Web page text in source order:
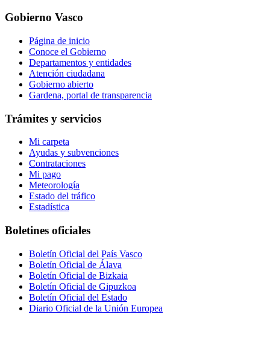
Gobierno Vasco
Página de inicio
Conoce el Gobierno
Departamentos y entidades
Atención ciudadana
Gobierno abierto
Gardena, portal de transparencia
Trámites y servicios
Mi carpeta
Ayudas y subvenciones
Contrataciones
Mi pago
Meteorología
Estado del tráfico
Estadística
Boletines oficiales
Boletín Oficial del País Vasco
Boletín Oficial de Álava
Boletín Oficial de Bizkaia
Boletín Oficial de Gipuzkoa
Boletín Oficial del Estado
Diario Oficial de la Unión Europea